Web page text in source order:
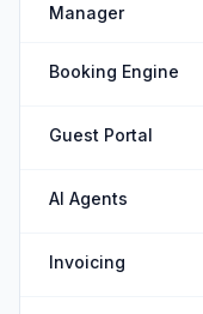
Manager
Booking Engine
Guest Portal
AI Agents
Invoicing